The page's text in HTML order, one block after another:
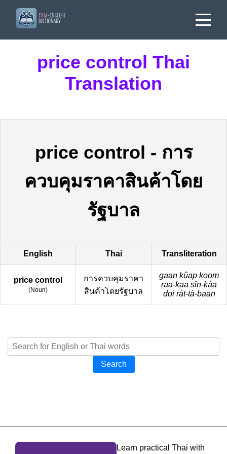
price control Thai
Translation
price control - การ
ควบคุมราคาสินค้าโดย
รัฐบาล
English Thai Transliteration
price control
(Noun)
การควบคุมราคา
สินค้าโดยรัฐบาล
gaan kûap koom
raa-kaa sǐn-káa
doi rát-tà-baan
Search
Learn practical Thai with